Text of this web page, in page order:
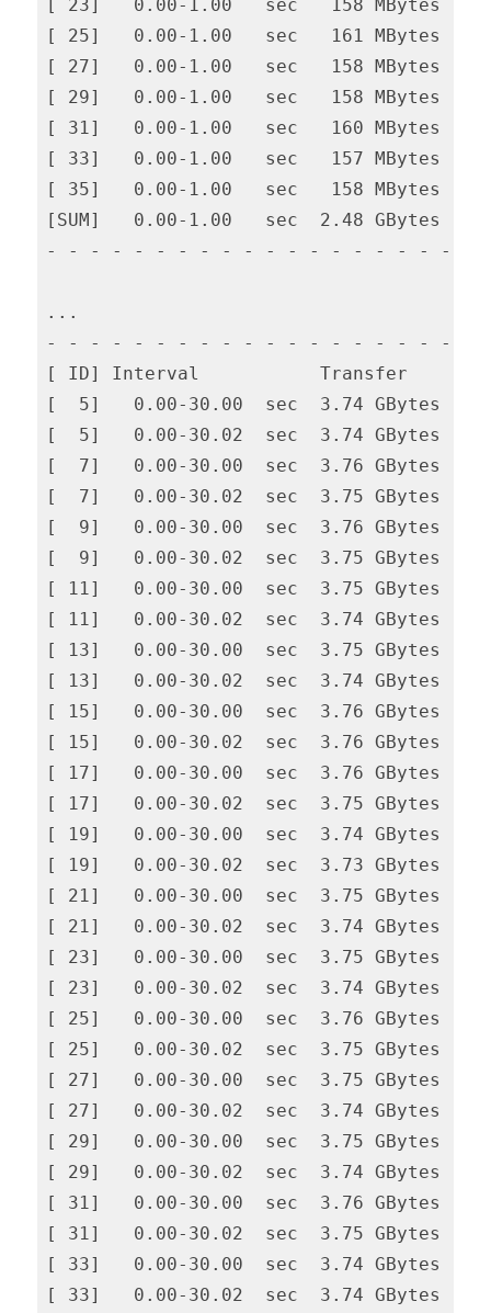
[ 23]   0.00-1.00   sec   158 MBytes
[ 25]   0.00-1.00   sec   161 MBytes
[ 27]   0.00-1.00   sec   158 MBytes
[ 29]   0.00-1.00   sec   158 MBytes
[ 31]   0.00-1.00   sec   160 MBytes
[ 33]   0.00-1.00   sec   157 MBytes
[ 35]   0.00-1.00   sec   158 MBytes
[SUM]   0.00-1.00   sec  2.48 GBytes
- - - - - - - - - - - - - - - - - - - -
...
- - - - - - - - - - - - - - - - - - - -
[ ID] Interval           Transfer
[  5]   0.00-30.00  sec  3.74 GBytes
[  5]   0.00-30.02  sec  3.74 GBytes
[  7]   0.00-30.00  sec  3.76 GBytes
[  7]   0.00-30.02  sec  3.75 GBytes
[  9]   0.00-30.00  sec  3.76 GBytes
[  9]   0.00-30.02  sec  3.75 GBytes
[ 11]   0.00-30.00  sec  3.75 GBytes
[ 11]   0.00-30.02  sec  3.74
[ 13]   0.00-30.00  sec  3.75 GBytes
[ 13]   0.00-30.02  sec  3.74
[ 15]   0.00-30.00  sec  3.76 GBytes
[ 15]   0.00-30.02  sec  3.76
[ 17]   0.00-30.00  sec  3.76 GBytes
[ 17]   0.00-30.02  sec  3.75
[ 19]   0.00-30.00  sec  3.74 GBytes
[ 19]   0.00-30.02  sec  3.73
[ 21]   0.00-30.00  sec  3.75 GBytes
[ 21]   0.00-30.02  sec  3.74
[ 23]   0.00-30.00  sec  3.75 GBytes
[ 23]   0.00-30.02  sec  3.74
[ 25]   0.00-30.00  sec  3.76 GBytes
[ 25]   0.00-30.02  sec  3.75
[ 27]   0.00-30.00  sec  3.75 GBytes
[ 27]   0.00-30.02  sec  3.74
[ 29]   0.00-30.00  sec  3.75 GBytes
[ 29]   0.00-30.02  sec  3.74
[ 31]   0.00-30.00  sec  3.76 GBytes
[ 31]   0.00-30.02  sec  3.75
[ 33]   0.00-30.00  sec  3.74 GBytes
[ 33]   0.00-30.02  sec  3.74